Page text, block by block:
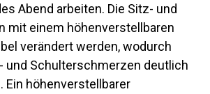
Abend arbeiten. Die Sitz- und
mit einem höhenverstellbaren
verändert werden, wodurch
und Schulterschmerzen deutlich
Ein höhenverstellbarer